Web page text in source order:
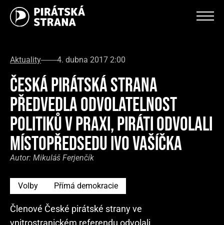
Aktuality 4. dubna 2017 2:00
ČESKÁ PIRÁTSKÁ STRANA
PŘEDVEDLA ODVOLATELNOST
POLITIKŮ V PRAXI, PIRÁTI ODVOLALI
MÍSTOPŘEDSEDU IVO VAŠÍČKA
Autor: Mikuláš Ferjenčík
Volby Přímá demokracie
Členové České pirátské strany ve
vnitrostranickém referendu odvolali